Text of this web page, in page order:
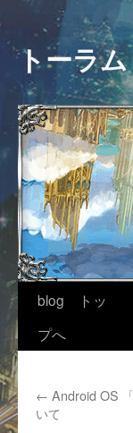
トーラ
blog トッ
プへ
← Android OS
いて